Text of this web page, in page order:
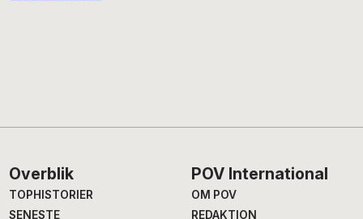
Footer
Overblik
TOPHISTORIER
SENESTE
POV International
OM POV
REDAKTION